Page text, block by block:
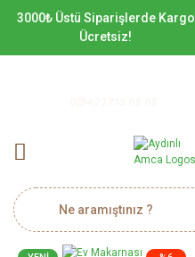
3000₺ Üstü Siparişlerde Kargo
Ücretsiz!